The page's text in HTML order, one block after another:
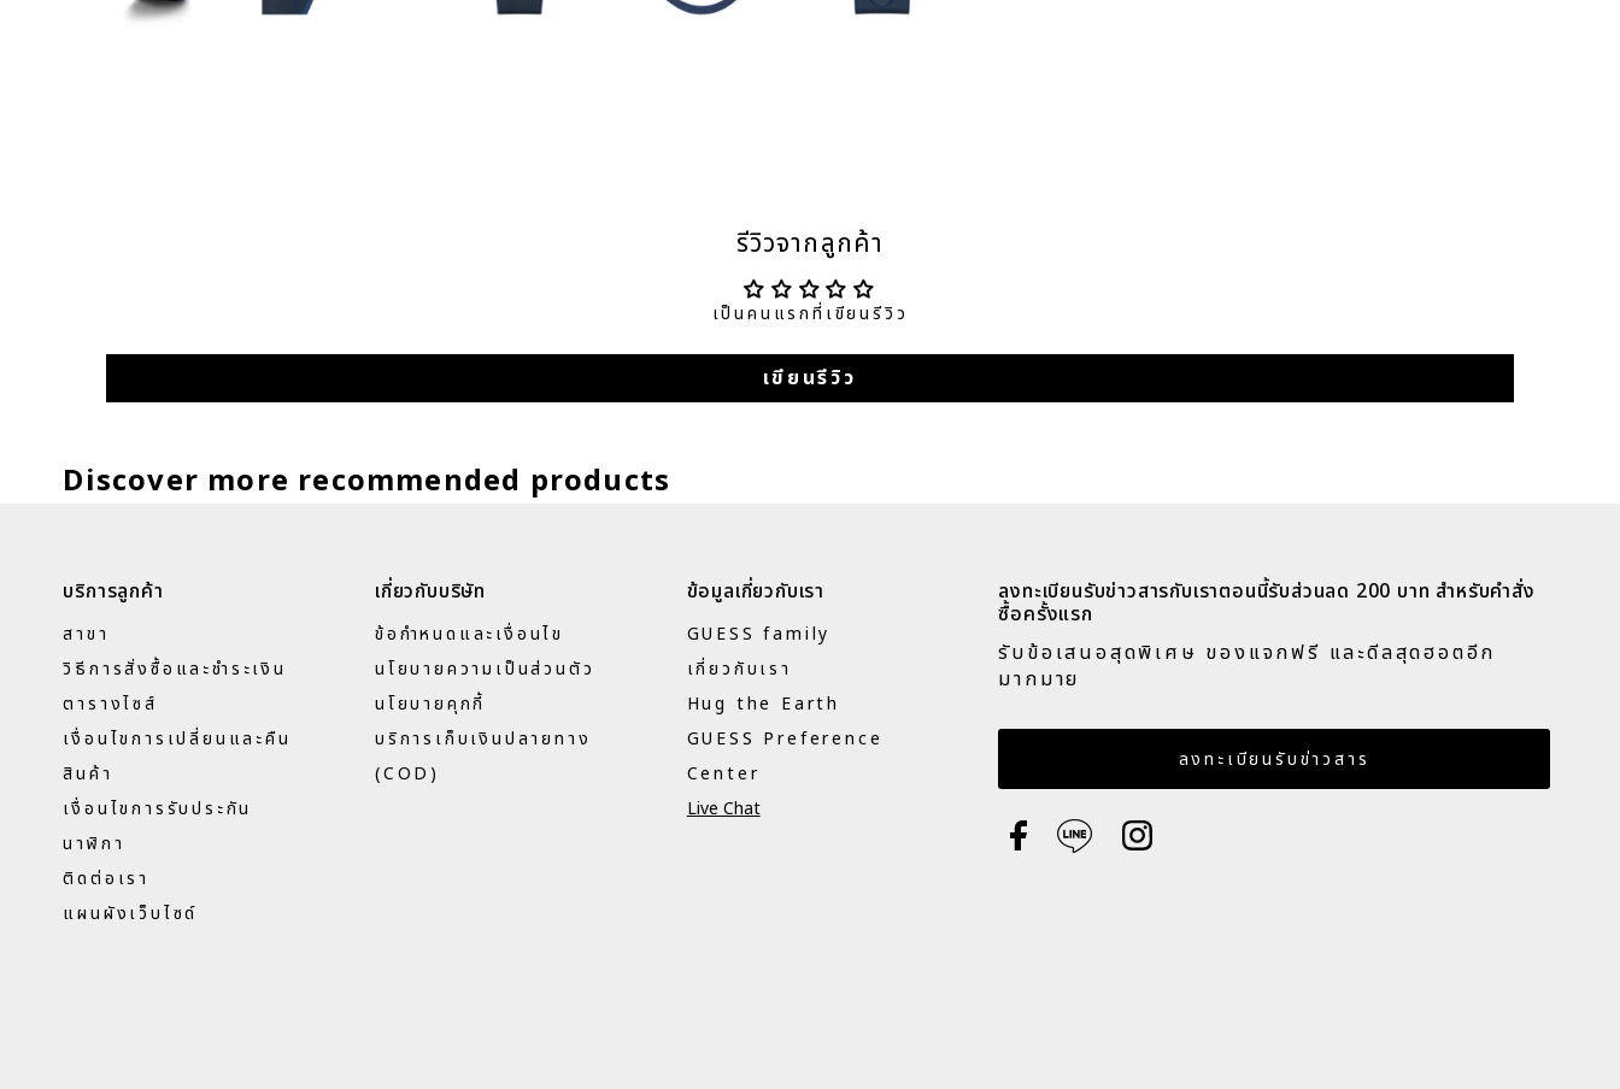
รีวิวจากลูกค้า
เป็นคนแรกที่เขียนรีวิว
เขียนรีวิว
Discover more recommended products
บริการลูกค้า
สาขา
วิธีการสั่งซื้อและชำระเงิน
ตารางไซส์
เงื่อนไขการเปลี่ยนและคืน
สินค้า
เงื่อนไขการรับประกัน
นาฬิกา
ติดต่อเรา
แผนผังเว็บไซด์
เกี่ยวกับบริษัท
ข้อกำหนดและเงื่อนไข
นโยบายความเป็นส่วนตัว
นโยบายคุกกี้
บริการเก็บเงินปลายทาง
(COD)
ข้อมูลเกี่ยวกับเรา
GUESS family
เกี่ยวกับเรา
Hug the Earth
GUESS Preference
Center
Live Chat
ลงทะเบียนรับข่าวสารกับเราตอนนี้รับส่วนลด 200 บาท สำหรับคำสั่ง
ซื้อครั้งแรก​
รับข้อเสนอสุดพิเศษ ของแจกฟรี และดีลสุดฮอตอีก
มากมาย​
กรอกอีเมล
ลงทะเบียนรับข่าวสาร